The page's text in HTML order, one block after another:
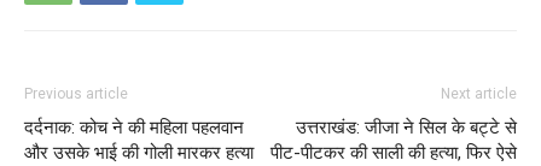
Previous article
दर्दनाक: कोच ने की महिला पहलवान
और उसके भाई की गोली मारकर हत्या
Next article
उत्तराखंड: जीजा ने सिल के बट्टे से
पीट-पीटकर की साली की हत्‍या, फिर ऐसे